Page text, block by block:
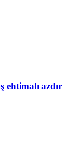
ehtimalı azdır